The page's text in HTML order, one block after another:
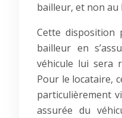
bailleur, et non au
Cette disposition
bailleur en
véhicule lui sera
Pour le locataire,
particulièrement
assurée du